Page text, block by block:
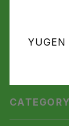
YUGEN
CATEGORY